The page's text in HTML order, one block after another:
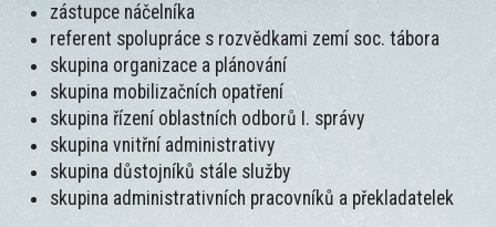
zástupce náčelníka
referent spolupráce s rozvědkami zemí soc. tábora
skupina organizace a plánování
skupina mobilizačních opatření
skupina řízení oblastních odborů I. správy
skupina vnitřní administrativy
skupina důstojníků stále služby
skupina administrativních pracovníků a překladatelek